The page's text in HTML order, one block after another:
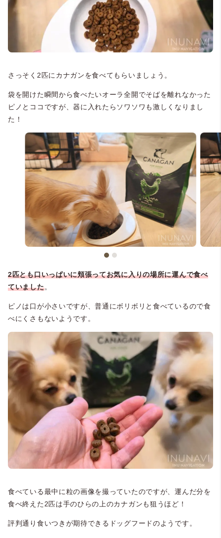
さっそく2匹にカナガンを食べてもらいましょう。
袋を開けた瞬間から食べたいオーラ全開でそばを離れなかった
ピノとココですが、器に入れたらソワソワも激しくなりまし
た！
2匹とも口いっぱいに頬張ってお気に入りの場所に運んで食べ
ていました。
ピノは口が小さいですが、普通にボリボリと食べているので食
べにくさもないようです。
食べている最中に粒の画像を撮っていたのですが、運んだ分を
食べ終えた2匹は手のひらの上のカナガンも狙うほど！
評判通り食いつきが期待できるドッグフードのようです。